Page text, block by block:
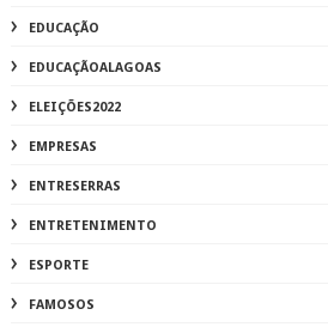
FAMOSOS
FERNANDO RATINHO
FESTA
FUTSAL
IMPOSTO
INHAPI
JUSTIÇA
JUSTIÇA SERTAOEMPALTA